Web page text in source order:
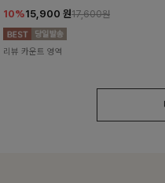
10%15,900 원17,600원
리뷰 카운트 영역